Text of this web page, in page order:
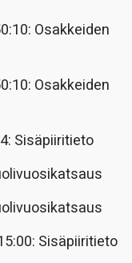
Osakkeiden
Osakkeiden
Sisäpiiritieto
Sisäpiiritieto